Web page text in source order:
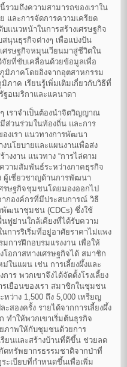
รวมถึงความสามารถของเราใน
และการจัดการความเครียด
แนวหน้าในการสร้างเศรษฐกิจ
นุนธุรกิจต่างๆ เพื่อแบ่งปัน
ศรษฐกิจหมุนเวียนมาสู่ชีวิตใน
จัยที่ขับเคลื่อนด้วยข้อมูลเพื่อ
มิภาคโดยอิงจากอุตสาหกรรม
าค เรียนรู้เพิ่มเติมเกี่ยวกับวิธีที่
อเมริกาและแคนาดา
ๆ เราจำเป็นต้องนำจิตวิญญาณ
ส่วนร่วมในท้องถิ่น และการ
งเรา แนวทางการพัฒนา
งนโยบายและแผนงานเพื่อส่ง
างงาน แนวทาง “การไล่ตาม
วามสัมพันธ์ระหว่างภาคธุรกิจ
ผู้เชี่ยวชาญด้านการพัฒนา
รษฐกิจชุมชนโดยมองออกไป
กองค์กรที่มีประสบการณ์ วิธี
ฒนาชุมชน (CDCs) ซึ่งใช้
ฟูย่านใกล้เคียงที่ได้รับความ
การริเริ่มที่อยู่อาศัยราคาไม่แพง
การฝึกอบรมแรงงาน เพื่อให้
อกาสทางเศรษฐกิจได้ สมาชิก
ในแผน เช่น การเลี้ยงผึ้งและ
าร พวกเขาจึงได้จัดตั้งโรงเลี้ยง
รเยือนของเรา สมาชิกในชุมชน
ว่าง 1,500 ถึง 5,000 เหรียญ
ะสองครั้ง รายได้จากการเลี้ยงผึ้ง
ทำให้พวกเขาเริ่มต้นธุรกิจ
ภาพให้กับชุมชนด้วยการ
ยนและสร้างบ้านที่ดีขึ้น ช่วยลด
ดทรัพยากรธรรมชาติจากป่าที่
ะเบียบที่กำหนดขึ้นเพื่อเพิ่ม